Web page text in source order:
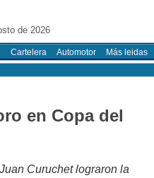
de 2026
Cartelera Automotor Más leidas
en Copa del
Curuchet lograron la